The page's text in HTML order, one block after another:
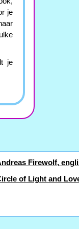
je
je
Firewolf,
of Light and